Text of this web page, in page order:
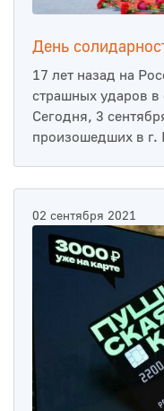
День
17 лет назад на
страшных ударов в
Сегодня, 3
произошедших в г.
02 сентября 2021